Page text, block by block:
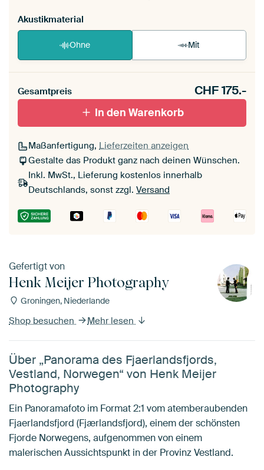
Akustikmaterial
Ohne Mit
Gesamtpreis CHF175.-
In den Warenkorb
Maßanfertigung, Lieferzeiten anzeigen
Gestalte das Produkt ganz nach deinen Wünschen.
Inkl. MwSt., Lieferung kostenlos innerhalb
Deutschlands, sonst zzgl. Versand
Gefertigt von
Henk Meijer Photography
Groningen, Niederlande
Shop besuchen Mehr lesen
Über „Panorama des Fjaerlandsfjords,
Vestland, Norwegen“ von Henk Meijer
Photography
Ein Panoramafoto im Format 2:1 vom atemberaubenden
Fjaerlandsfjord (Fjærlandsfjord), einem der schönsten
Fjorde Norwegens, aufgenommen von einem
malerischen Aussichtspunkt in der Provinz Vestland.